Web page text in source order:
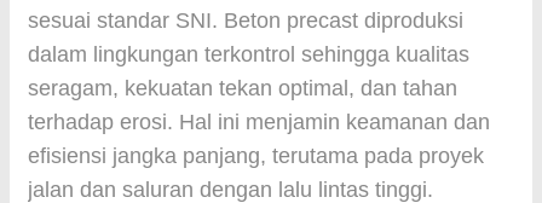
sesuai standar SNI. Beton precast diproduksi
dalam lingkungan terkontrol sehingga kualitas
seragam, kekuatan tekan optimal, dan tahan
terhadap erosi. Hal ini menjamin keamanan dan
efisiensi jangka panjang, terutama pada proyek
jalan dan saluran dengan lalu lintas tinggi.